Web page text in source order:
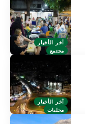
آخر الأخبار
مجتمع
آخر الأخبار
محليات